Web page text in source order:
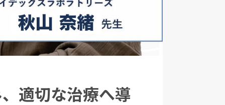
適切な治療へ導